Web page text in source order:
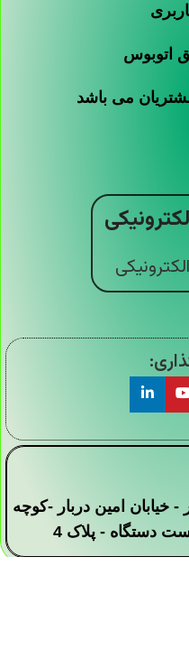
اتوبوس
می باشد
- خیابان امین دربار -کوچه
دستگاه - پلاک 4